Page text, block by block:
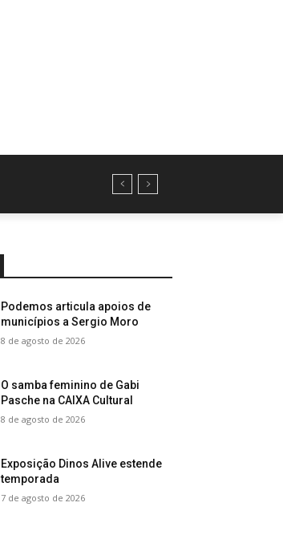
Podemos articula apoios de
municípios a Sergio Moro
8 de agosto de 2026
O samba feminino de Gabi
Pasche na CAIXA Cultural
8 de agosto de 2026
Exposição Dinos Alive estende
temporada
7 de agosto de 2026